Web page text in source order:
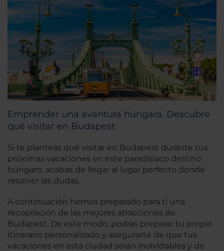
Emprender una aventura húngara. Descubre
qué visitar en Budapest
Si te planteas qué visitar en Budapest durante tus
próximas vacaciones en este paradisíaco destino
húngaro, acabas de llegar al lugar perfecto donde
resolver las dudas.
A continuación hemos preparado para ti una
recopilación de las mejores atracciones de
Budapest. De este modo, podrás preparar tu propio
itinerario personalizado y asegurarte de que tus
vacaciones en esta ciudad serán inolvidables y de